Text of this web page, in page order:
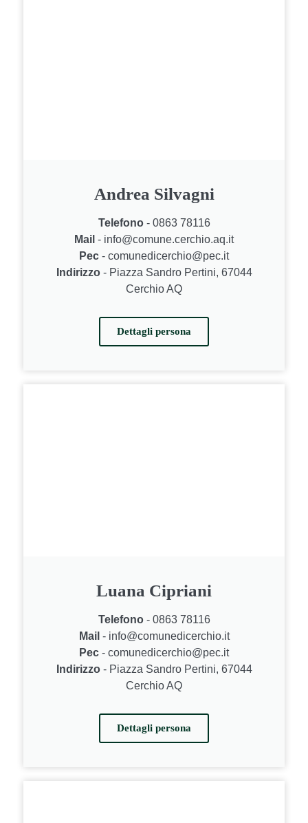
Andrea Silvagni
Telefono- 0863 78116
Mail - info@comune.cerchio.aq.it
Pec - comunedicerchio@pec.it
Indirizzo- Piazza Sandro Pertini, 67044
Cerchio AQ
Dettagli persona
Luana Cipriani
Telefono- 0863 78116
Mail - info@comunedicerchio.it
Pec - comunedicerchio@pec.it
Indirizzo- Piazza Sandro Pertini, 67044
Cerchio AQ
Dettagli persona